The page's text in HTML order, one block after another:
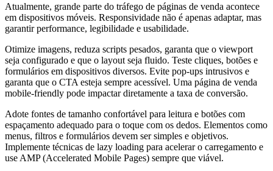
Atualmente, grande parte do tráfego de páginas de venda acontece
em dispositivos móveis. Responsividade não é apenas adaptar, mas
garantir performance, legibilidade e usabilidade.
Otimize imagens, reduza scripts pesados, garanta que o viewport
seja configurado e que o layout seja fluido. Teste cliques, botões e
formulários em dispositivos diversos. Evite pop-ups intrusivos e
garanta que o CTA esteja sempre acessível. Uma página de venda
mobile-friendly pode impactar diretamente a taxa de conversão.
Adote fontes de tamanho confortável para leitura e botões com
espaçamento adequado para o toque com os dedos. Elementos como
menus, filtros e formulários devem ser simples e objetivos.
Implemente técnicas de lazy loading para acelerar o carregamento e
use AMP (Accelerated Mobile Pages) sempre que viável.